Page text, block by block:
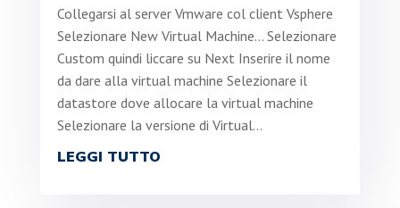
Collegarsi al server Vmware col client Vsphere
Selezionare New Virtual Machine... Selezionare
Custom quindi liccare su Next Inserire il nome
da dare alla virtual machine Selezionare il
datastore dove allocare la virtual machine
Selezionare la versione di Virtual...
LEGGI TUTTO